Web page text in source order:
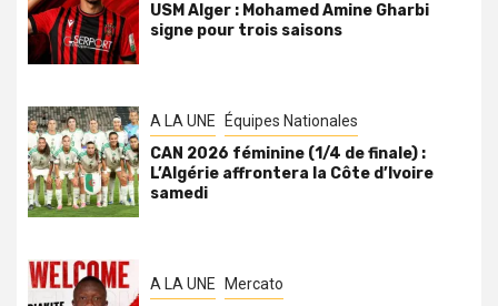
USM Alger : Mohamed Amine Gharbi
signe pour trois saisons
A LA UNE Équipes Nationales
CAN 2026 féminine (1/4 de finale) :
L’Algérie affrontera la Côte d’Ivoire
samedi
A LA UNE Mercato